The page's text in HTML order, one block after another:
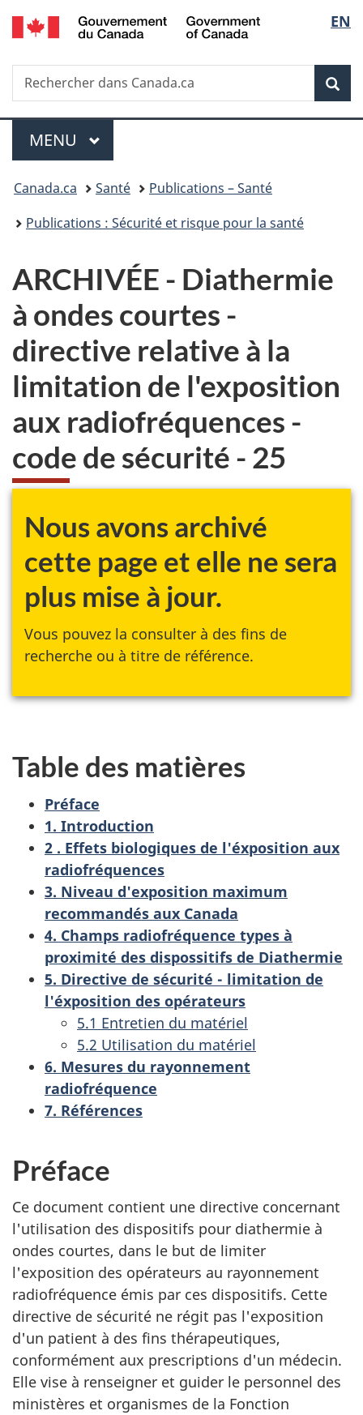
Passer
au
principal
Passer
à
Au
du
Passer
à
version
simplifiée
de
la
EN
Recherche
Rechercher
dans
Menu
MENU PRINCIPAL
Vous
êtes
Canada.ca Santé
Publications – Santé
Publications : Sécurité et risque pour la santé
ARCHIVÉE - Diathermie
à ondes courtes -
directive relative à la
limitation de l'exposition
aux radiofréquences -
code de sécurité - 25
Nous avons archivé
cette page et elle ne sera
plus mise à jour.
Vous pouvez la consulter à des fins de
recherche ou à titre de référence.
Table des matières
Préface
1. Introduction
2 . Effets biologiques de l'éxposition aux
radiofréquences
3. Niveau d'exposition maximum
recommandés aux Canada
4. Champs radiofréquence types à
proximité des dispossitifs de Diathermie
5. Directive de sécurité - limitation de
l'éxposition des opérateurs
5.1 Entretien du matériel
5.2 Utilisation du matériel
6. Mesures du rayonnement
radiofréquence
7. Références
Préface
Ce document contient une directive concernant
l'utilisation des dispositifs pour diathermie à
ondes courtes, dans le but de limiter
l'exposition des opérateurs au rayonnement
radiofréquence émis par ces dispositifs. Cette
directive de sécurité ne régit pas l'exposition
d'un patient à des fins thérapeutiques,
conformément aux prescriptions d'un médecin.
Elle vise à renseigner et guider le personnel des
ministères et organismes de la Fonction